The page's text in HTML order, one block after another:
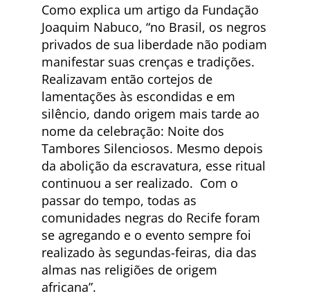
Como explica um artigo da Fundação
Joaquim Nabuco, “no Brasil, os negros
privados de sua liberdade não podiam
manifestar suas crenças e tradições.
Realizavam então cortejos de
lamentações às escondidas e em
silêncio, dando origem mais tarde ao
nome da celebração: Noite dos
Tambores Silenciosos. Mesmo depois
da abolição da escravatura, esse ritual
continuou a ser realizado. Com o
passar do tempo, todas as
comunidades negras do Recife foram
se agregando e o evento sempre foi
realizado às segundas-feiras, dia das
almas nas religiões de origem
africana”.